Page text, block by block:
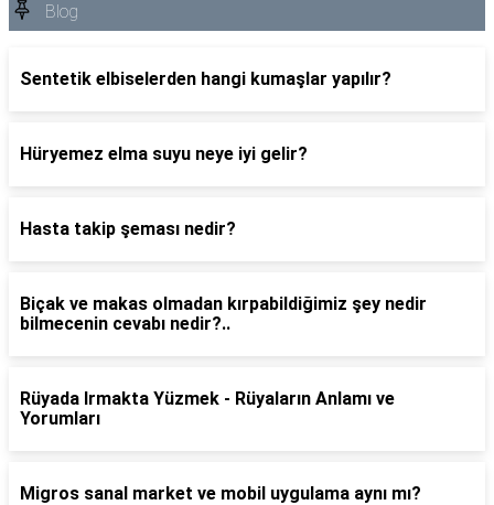
Blog
Sentetik elbiselerden hangi kumaşlar yapılır?
Hüryemez elma suyu neye iyi gelir?
Hasta takip şeması nedir?
Biçak ve makas olmadan kırpabildiğimiz şey nedir
bilmecenin cevabı nedir?..
Rüyada Irmakta Yüzmek - Rüyaların Anlamı ve
Yorumları
Migros sanal market ve mobil uygulama aynı mı?